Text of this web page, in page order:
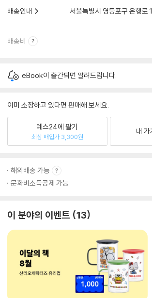
배송안내
서울특별시 영등포구 은행로
배송비
eBook이 출간되면 알려드립니다.
이미 소장하고 있다면 판매해 보세요.
예스24에 팔기
최상 매입가 3,300원
내 가
해외배송 가능
문화비소득공제 가능
이 분야의 이벤트 13